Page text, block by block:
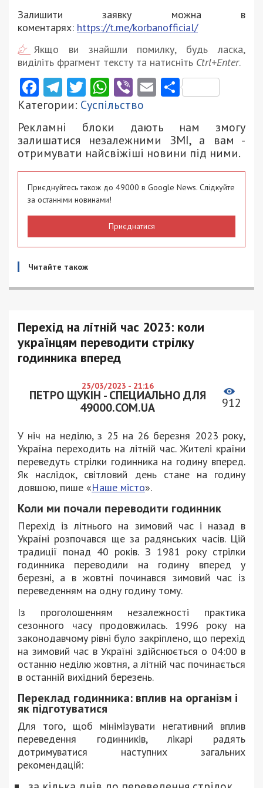
Залишити заявку можна в
коментарях: https://t.me/korbanofficial/
Якщо ви знайшли помилку, будь ласка,
виділіть фрагмент тексту та натисніть Ctrl+Enter.
Facebook
Telegram
Twitter
WhatsApp
ViberEmail
Категории: Суспільство
Рекламні блоки дають нам змогу
залишатися незалежними ЗМІ, а вам -
отримувати найсвіжіші новини під ними.
Приєднуйтесь також до 49000 в Google News. Слідкуйте
за останніми новинами!
Приєднатися
Читайте також
Перехід на літній час 2023: коли
українцям переводити стрілку
годинника вперед
25/03/2023 - 21:16
ПЕТРО ЩУКІН - СПЕЦИАЛЬНО ДЛЯ
49000.COM.UA
912
У ніч на неділю, з 25 на 26 березня 2023 року,
Україна переходить на літній час. Жителі країни
переведуть стрілки годинника на годину вперед.
Як наслідок, світловий день стане на годину
довшою, пише «Наше місто».
Коли ми почали переводити годинник
Перехід із літнього на зимовий час і назад в
Україні розпочався ще за радянських часів. Цій
традиції понад 40 років. З 1981 року стрілки
годинника переводили на годину вперед у
березні, а в жовтні починався зимовий час із
переведенням на одну годину тому.
Із проголошенням незалежності практика
сезонного часу продовжилась. 1996 року на
законодавчому рівні було закріплено, що перехід
на зимовий час в Україні здійснюється о 04:00 в
останню неділю жовтня, а літній час починається
в останній вихідний березень.
Переклад годинника: вплив на організм і
як підготуватися
Для того, щоб мінімізувати негативний вплив
переведення годинників, лікарі радять
дотримуватися наступних загальних
рекомендацій: